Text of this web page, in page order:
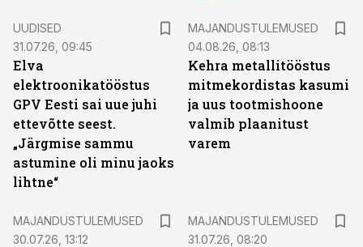
UUDISED
31.07.26, 09:45
Elva
elektroonikatööstus
GPV Eesti sai uue juhi
ettevõtte seest.
„Järgmise sammu
astumine oli minu jaoks
lihtne“
MAJANDUSTULEMUSED
04.08.26, 08:13
Kehra metallitööstus
mitmekordistas kasumi
ja uus tootmishoone
valmib plaanitust
varem
MAJANDUSTULEMUSED
30.07.26, 13:12
MAJANDUSTULEMUSED
31.07.26, 08:20